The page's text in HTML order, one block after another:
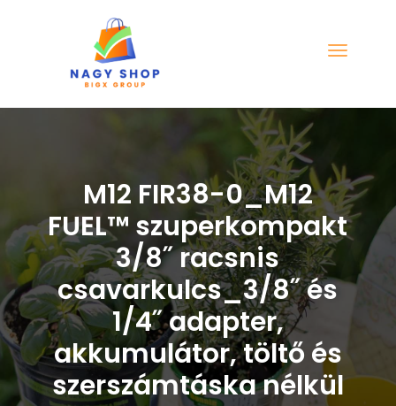
M12 FIR38-0_M12
FUEL™ szuperkompakt
3/8˝ racsnis
csavarkulcs_3/8˝ és
1/4˝ adapter,
akkumulátor, töltő és
szerszámtáska nélkül